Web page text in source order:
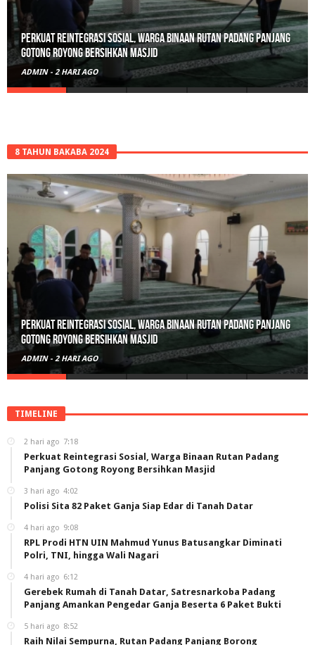
Polisi Sita 82 Paket Ganja Siap Edar di Tanah Datar
ADMIN - 3 HARI AGO
8 TAHUN BAKABA 2024
Perkuat Reintegrasi Sosial, Warga Binaan Rutan Padang Panjang
Gotong Royong Bersihkan Masjid
ADMIN - 2 HARI AGO
TIMELINE
2 hari ago 7:18
Perkuat Reintegrasi Sosial, Warga Binaan Rutan Padang
Panjang Gotong Royong Bersihkan Masjid
3 hari ago 4:02
Polisi Sita 82 Paket Ganja Siap Edar di Tanah Datar
4 hari ago 9:08
RPL Prodi HTN UIN Mahmud Yunus Batusangkar Diminati
Polri, TNI, hingga Wali Nagari
4 hari ago 6:12
Gerebek Rumah di Tanah Datar, Satresnarkoba Padang
Panjang Amankan Pengedar Ganja Beserta 6 Paket Bukti
5 hari ago 8:52
Raih Nilai Sempurna, Rutan Padang Panjang Borong